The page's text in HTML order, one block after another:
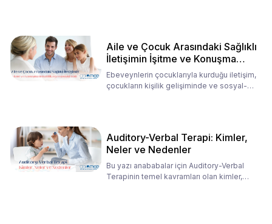
Aile ve Çocuk Arasındaki Sağlıklı
İletişimin İşitme ve Konuşma
Rehabilitasyonundaki Rolü
Ebeveynlerin çocuklarıyla kurduğu iletişim,
çocukların kişilik gelişiminde ve sosyal-
Auditory-Verbal Terapi: Kimler,
Neler ve Nedenler
Bu yazı anababalar için Auditory-Verbal
Terapinin temel kavramları olan kimler,